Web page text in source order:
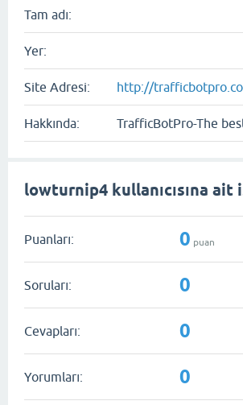
Tam adı:
Yer:
Site Adresi: http://
Hakkında: TrafficBotPro-The
lowturnip4 kullanıcısına
Puanları: 0 puan
Soruları: 0
Cevapları: 0
Yorumları: 0